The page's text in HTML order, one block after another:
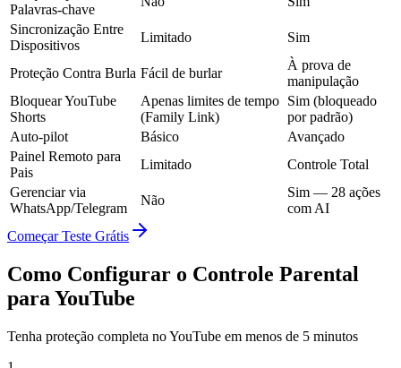
Palavras-chave
Sincronização Entre
Dispositivos
Limitado Sim
Proteção Contra Burla Fácil de burlar
À prova de
manipulação
Bloquear YouTube
Shorts
Apenas limites de tempo
(Family Link)
Sim (bloqueado
por padrão)
Auto-pilot
Básico
Avançado
Painel Remoto para
Pais
Limitado
Controle Total
Gerenciar via
WhatsApp/Telegram
Não
Sim — 28 ações
com AI
Começar Teste Grátis
Como Configurar o Controle Parental
para YouTube
Tenha proteção completa no YouTube em menos de 5 minutos